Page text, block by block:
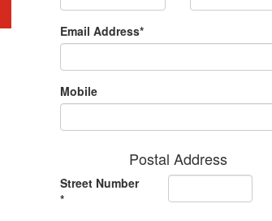
Email Address*
Mobile
Postal Address
Street Number
*